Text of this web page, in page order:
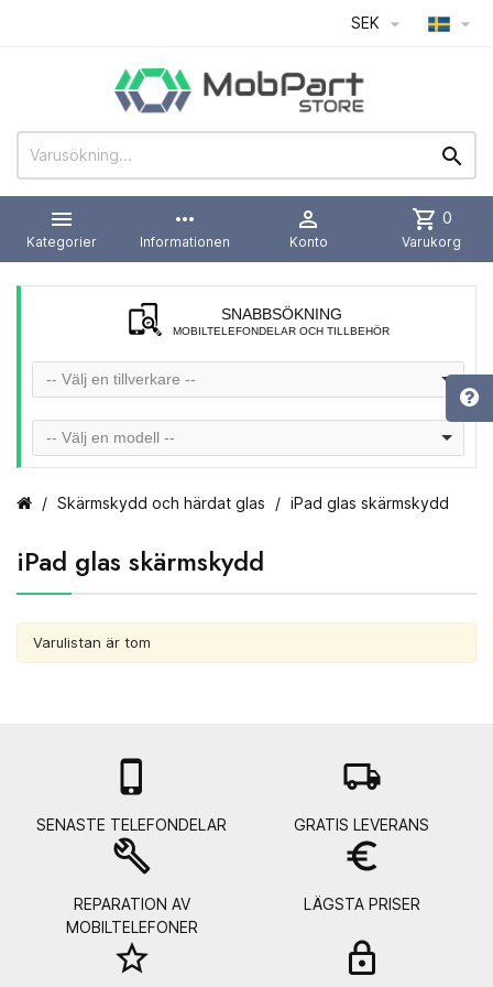
SEK  


Kategorier
more_horiz
Informationen

Konto
shopping_cart 0
Varukorg
SNABBSÖKNING
MOBILTELEFONDELAR OCH TILLBEHÖR
-- Välj en tillverkare --
-- Välj en modell --
Skärmskydd och härdat glas iPad glas skärmskydd
iPad glas skärmskydd
Varulistan är tom

SENASTE TELEFONDELAR
local_shipping
GRATIS LEVERANS
build
REPARATION AV
MOBILTELEFONER
euro_symbol
LÄGSTA PRISER
star_border